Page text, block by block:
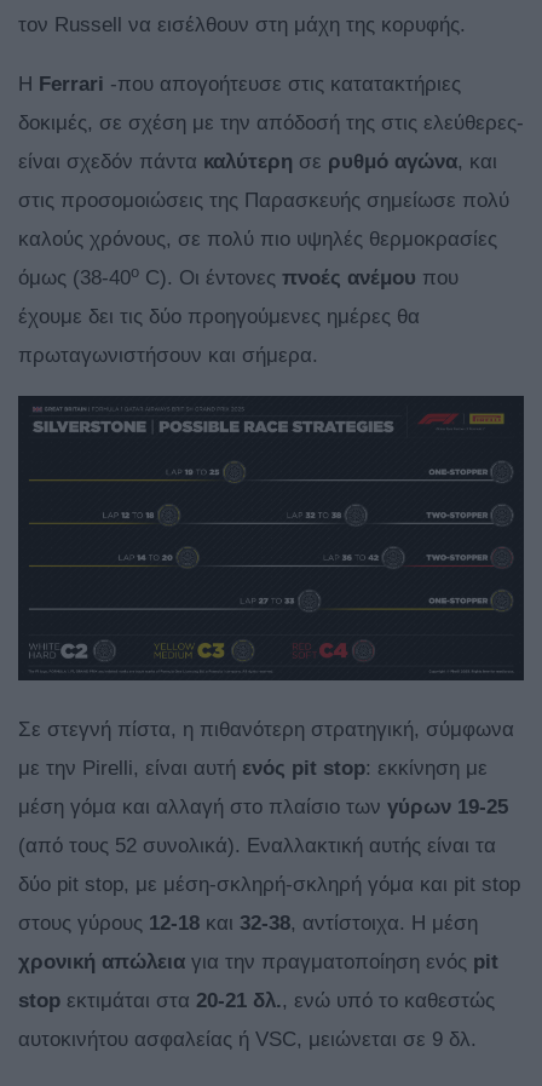
τον Russell να εισέλθουν στη μάχη της κορυφής.
H Ferrari -που απογοήτευσε στις κατατακτήριες
δοκιμές, σε σχέση με την απόδοσή της στις ελεύθερες-
είναι σχεδόν πάντα καλύτερη σε ρυθμό αγώνα, και
στις προσομοιώσεις της Παρασκευής σημείωσε πολύ
καλούς χρόνους, σε πολύ πιο υψηλές θερμοκρασίες
όμως (38-40ο C). Οι έντονες πνοές ανέμου που
έχουμε δει τις δύο προηγούμενες ημέρες θα
πρωταγωνιστήσουν και σήμερα.
Σε στεγνή πίστα, η πιθανότερη στρατηγική, σύμφωνα
με την Pirelli, είναι αυτή ενός pit stop: εκκίνηση με
μέση γόμα και αλλαγή στο πλαίσιο των γύρων 19-25
(από τους 52 συνολικά). Εναλλακτική αυτής είναι τα
δύο pit stop, με μέση-σκληρή-σκληρή γόμα και pit stop
στους γύρους 12-18 και 32-38, αντίστοιχα. H μέση
χρονική απώλεια για την πραγματοποίηση ενός pit
stop εκτιμάται στα 20-21 δλ., ενώ υπό το καθεστώς
αυτοκινήτου ασφαλείας ή VSC, μειώνεται σε 9 δλ.